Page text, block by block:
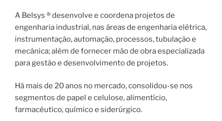
A Belsys ® desenvolve e coordena projetos de
engenharia industrial, nas áreas de engenharia elétrica,
instrumentação, automação, processos, tubulação e
mecânica; além de fornecer mão de obra especializada
para gestão e desenvolvimento de projetos.
Há mais de 20 anos no mercado, consolidou-se nos
segmentos de papel e celulose, alimentício,
farmacêutico, químico e siderúrgico.